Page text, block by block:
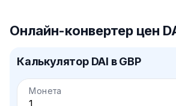
Онлайн-конвертер цен
Калькулятор DAI в GBP
Монета